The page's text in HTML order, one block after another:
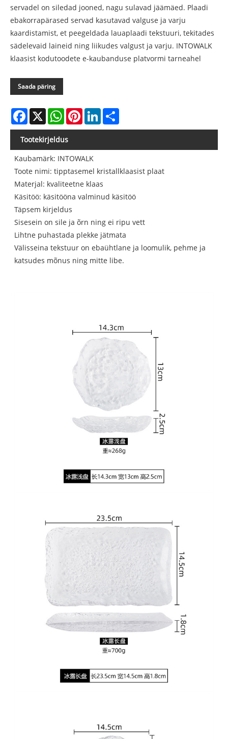
servadel on siledad jooned, nagu sulavad jäämäed. Plaadi
ebakorrapärased servad kasutavad valguse ja varju
kaardistamist, et peegeldada lauaplaadi tekstuuri, tekitades
sädelevaid laineid ning liikudes valgust ja varju. INTOWALK
klaasist kodutoodete e-kaubanduse platvormi tarneahel
Saada päring
Facebook
X WhatsAppPinterestLinkedIn
Tootekirjeldus
Kaubamärk: INTOWALK
Toote nimi: tipptasemel kristallklaasist plaat
Materjal: kvaliteetne klaas
Käsitöö: käsitööna valminud käsitöö
Täpsem kirjeldus
Sisesein on sile ja õrn ning ei ripu vett
Lihtne puhastada plekke jätmata
Välisseina tekstuur on ebaühtlane ja loomulik, pehme ja
katsudes mõnus ning mitte libe.